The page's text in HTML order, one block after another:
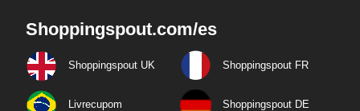
Shoppingspout.com/es
Shoppingspout UK Shoppingspout FR
Livrecupom Shoppingspout DE